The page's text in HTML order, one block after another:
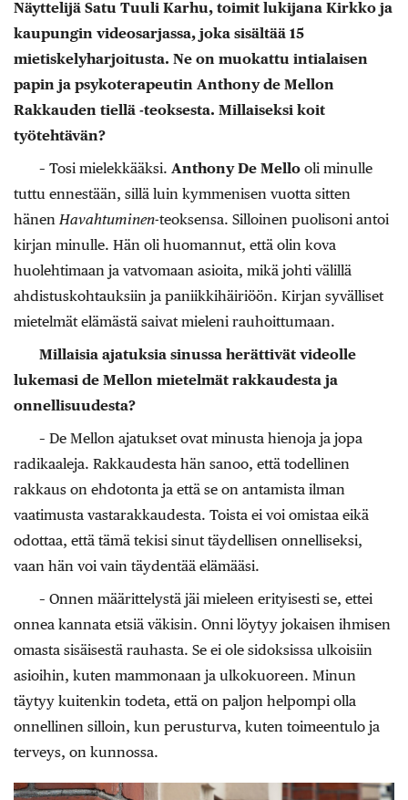
Näyttelijä Satu Tuuli Karhu, toimit lukijana Kirkko ja
kaupungin videosarjassa, joka sisältää 15
mietiskelyharjoitusta. Ne on muokattu intialaisen
papin ja psykoterapeutin Anthony de Mellon
Rakkauden tiellä -teoksesta. Millaiseksi koit
työtehtävän?
– Tosi mielekkääksi. Anthony De Mello oli minulle
tuttu ennestään, sillä luin kymmenisen vuotta sitten
hänen Havahtuminen-teoksensa. Silloinen puolisoni antoi
kirjan minulle. Hän oli huomannut, että olin kova
huolehtimaan ja vatvomaan asioita, mikä johti välillä
ahdistuskohtauksiin ja paniikkihäiriöön. Kirjan syvälliset
mietelmät elämästä saivat mieleni rauhoittumaan.
Millaisia ajatuksia sinussa herättivät videolle
lukemasi de Mellon mietelmät rakkaudesta ja
onnellisuudesta?
– De Mellon ajatukset ovat minusta hienoja ja jopa
radikaaleja. Rakkaudesta hän sanoo, että todellinen
rakkaus on ehdotonta ja että se on antamista ilman
vaatimusta vastarakkaudesta. Toista ei voi omistaa eikä
odottaa, että tämä tekisi sinut täydellisen onnelliseksi,
vaan hän voi vain täydentää elämääsi.
– Onnen määrittelystä jäi mieleen erityisesti se, ettei
onnea kannata etsiä väkisin. Onni löytyy jokaisen ihmisen
omasta sisäisestä rauhasta. Se ei ole sidoksissa ulkoisiin
asioihin, kuten mammonaan ja ulkokuoreen. Minun
täytyy kuitenkin todeta, että on paljon helpompi olla
onnellinen silloin, kun perusturva, kuten toimeentulo ja
terveys, on kunnossa.